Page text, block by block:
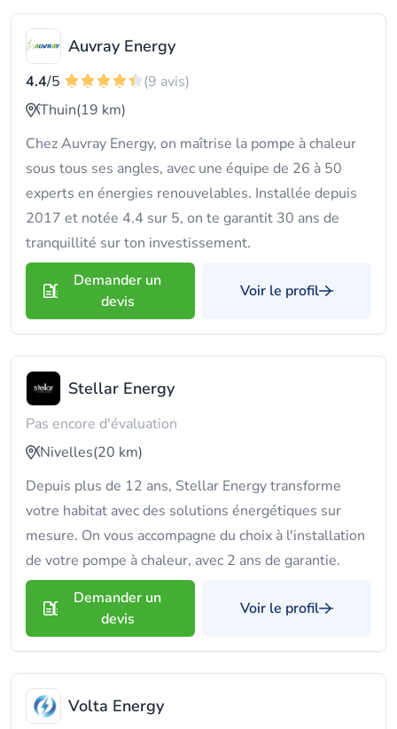
Auvray Energy
4.4/5
(9 avis)
Thuin(19 km)
Chez Auvray Energy, on maîtrise la pompe à chaleur
sous tous ses angles, avec une équipe de 26 à 50
experts en énergies renouvelables. Installée depuis
2017 et notée 4.4 sur 5, on te garantit 30 ans de
tranquillité sur ton investissement.
Demander un
devis
Voir le profil
Stellar Energy
Pas encore d'évaluation
Nivelles(20 km)
Depuis plus de 12 ans, Stellar Energy transforme
votre habitat avec des solutions énergétiques sur
mesure. On vous accompagne du choix à l'installation
de votre pompe à chaleur, avec 2 ans de garantie.
Demander un
devis
Voir le profil
Volta Energy